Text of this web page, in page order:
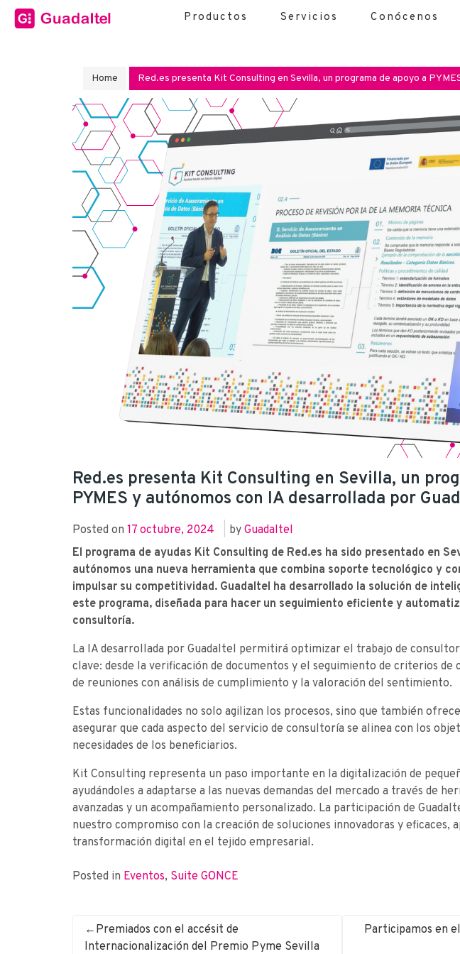
Productos Servicios Conócenos
Home Red.es presenta Kit Consulting en Sevilla, un programa de apoyo a
Red.es presenta Kit Consulting en Sevilla, un
PYMES y autónomos con IA desarrollada por
Posted on 17 octubre, 2024 by Guadaltel
El programa de ayudas Kit Consulting de Red.es ha sido presentado en
autónomos una nueva herramienta que combina soporte tecnológico y
impulsar su competitividad. Guadaltel ha desarrollado la solución de
este programa, diseñada para hacer un seguimiento eficiente y
consultoría.
La IA desarrollada por Guadaltel permitirá optimizar el trabajo de
clave: desde la verificación de documentos y el seguimiento de criterios de
de reuniones con análisis de cumplimiento y la valoración del sentimiento.
Estas funcionalidades no solo agilizan los procesos, sino que también
asegurar que cada aspecto del servicio de consultoría se alinea con los
necesidades de los beneficiarios.
Kit Consulting representa un paso importante en la digitalización de
ayudándoles a adaptarse a las nuevas demandas del mercado a través de
avanzadas y un acompañamiento personalizado. La participación de
nuestro compromiso con la creación de soluciones innovadoras y eficaces,
transformación digital en el tejido empresarial.
Posted in Eventos, Suite G·ONCE
Premiados con el accésit de
Internacionalización del Premio Pyme Sevilla
Participamos en